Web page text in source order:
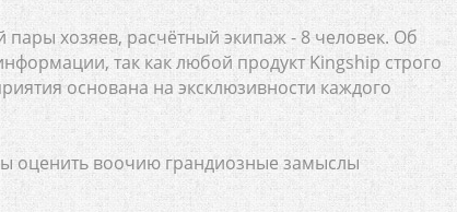
хозяев, расчётный экипаж - 8 человек. Об
так как любой продукт Kingship строго
основана на эксклюзивности каждого
оценить воочию грандиозные замыслы